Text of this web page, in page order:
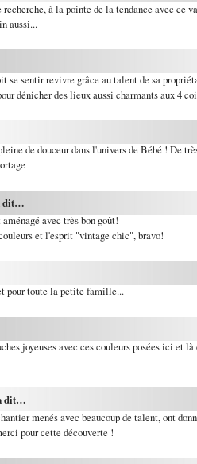
recherche, à la pointe de la tendance avec ce
aussi...
se sentir revivre grâce au talent de sa
dénicher des lieux aussi charmants aux 4
de douceur dans l'univers de Bébé ! De
dit…
avec très bon goût!
et l'esprit "vintage chic", bravo!
pour toute la petite famille...
joyeuses avec ces couleurs posées ici et
dit…
menés avec beaucoup de talent, ont
pour cette découverte !